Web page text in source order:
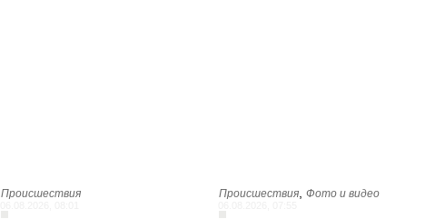
Происшествия Происшествия ,Фото и видео